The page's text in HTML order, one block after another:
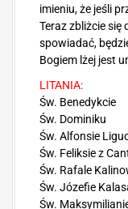
imieniu, że jeśli
Teraz zbliżcie się
spowiadać,
Bogiem lżej jest
LITANIA:
Św. Benedykcie
Św. Dominiku
Św. Alfonsie
Św. Feliksie z
Św. Rafale
Św. Józefie
Św.